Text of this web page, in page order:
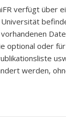
verfügt über
optional oder
werden,